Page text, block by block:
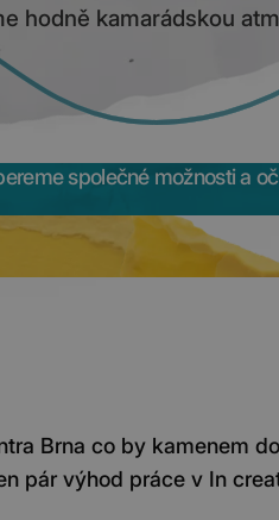
hodně kamarádskou
společné možnosti a
Brna co by kamenem
pár výhod práce v In